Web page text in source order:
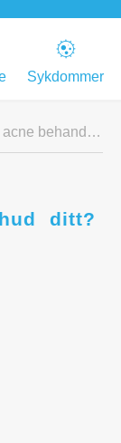
Sykdommer
for å fjerne hud ditt?
ditt?